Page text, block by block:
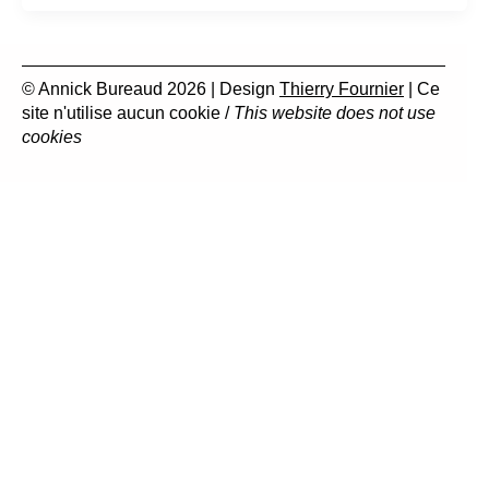
© Annick Bureaud 2026 | Design Thierry Fournier | Ce
site n'utilise aucun cookie / This website does not use
cookies